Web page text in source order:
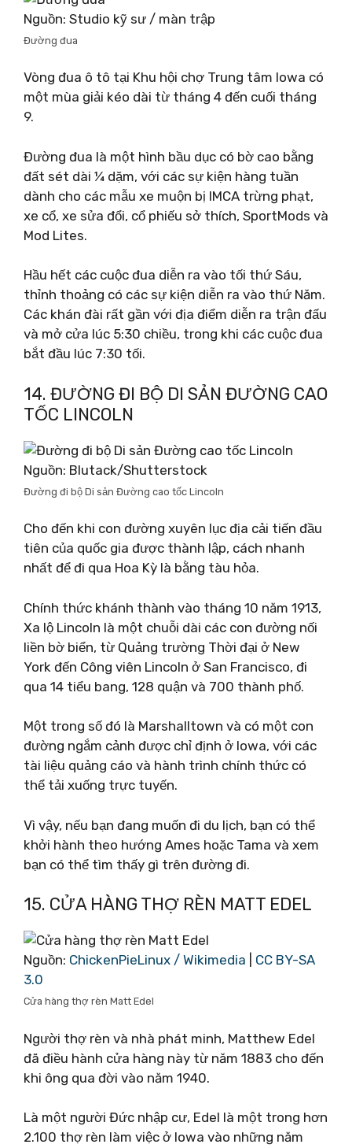
Nguồn: Studio kỹ sư / màn trập
Đường đua
Vòng đua ô tô tại Khu hội chợ Trung tâm Iowa có
một mùa giải kéo dài từ tháng 4 đến cuối tháng
9.
Đường đua là một hình bầu dục có bờ cao bằng
đất sét dài ¼ dặm, với các sự kiện hàng tuần
dành cho các mẫu xe muộn bị IMCA trừng phạt,
xe cổ, xe sửa đổi, cổ phiếu sở thích, SportMods và
Mod Lites.
Hầu hết các cuộc đua diễn ra vào tối thứ Sáu,
thỉnh thoảng có các sự kiện diễn ra vào thứ Năm.
Các khán đài rất gần với địa điểm diễn ra trận đấu
và mở cửa lúc 5:30 chiều, trong khi các cuộc đua
bắt đầu lúc 7:30 tối.
14. ĐƯỜNG ĐI BỘ DI SẢN ĐƯỜNG CAO
TỐC LINCOLN
Nguồn: Blutack/Shutterstock
Đường đi bộ Di sản Đường cao tốc Lincoln
Cho đến khi con đường xuyên lục địa cải tiến đầu
tiên của quốc gia được thành lập, cách nhanh
nhất để đi qua Hoa Kỳ là bằng tàu hỏa.
Chính thức khánh thành vào tháng 10 năm 1913,
Xa lộ Lincoln là một chuỗi dài các con đường nối
liền bờ biển, từ Quảng trường Thời đại ở New
York đến Công viên Lincoln ở San Francisco, đi
qua 14 tiểu bang, 128 quận và 700 thành phố.
Một trong số đó là Marshalltown và có một con
đường ngắm cảnh được chỉ định ở Iowa, với các
tài liệu quảng cáo và hành trình chính thức có
thể tải xuống trực tuyến.
Vì vậy, nếu bạn đang muốn đi du lịch, bạn có thể
khởi hành theo hướng Ames hoặc Tama và xem
bạn có thể tìm thấy gì trên đường đi.
15. CỬA HÀNG THỢ RÈN MATT EDEL
Nguồn: ChickenPieLinux / Wikimedia
CC BY-SA
3.0
Cửa hàng thợ rèn Matt Edel
Người thợ rèn và nhà phát minh, Matthew Edel
đã điều hành cửa hàng này từ năm 1883 cho đến
khi ông qua đời vào năm 1940.
Là một người Đức nhập cư, Edel là một trong hơn
2.100 thợ rèn làm việc ở Iowa vào những năm